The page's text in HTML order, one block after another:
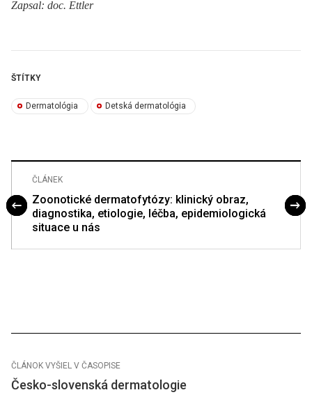
Zapsal: doc. Ettler
ŠTÍTKY
Dermatológia Detská dermatológia
ČLÁNEK
Zoonotické dermatofytózy: klinický obraz,
diagnostika, etiologie, léčba, epidemiologická
situace u nás
ČLÁNOK VYŠIEL V ČASOPISE
Česko-slovenská dermatologie